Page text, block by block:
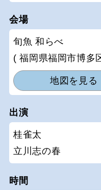
会場
旬魚 和らべ
( 福岡県福岡市博多
地図を見る
出演
桂雀太
立川志の春
時間